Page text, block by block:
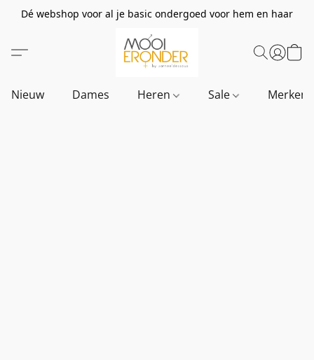
Dé webshop voor al je basic ondergoed voor hem en haar
Nieuw Dames Heren Sale Merken